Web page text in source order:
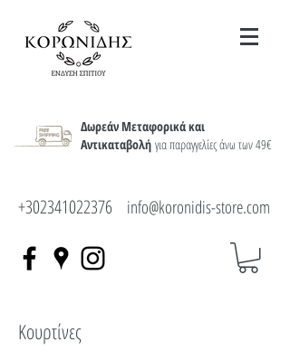
Δωρεάν Μεταφορικά και
Αντικαταβολή για παραγγελίες άνω των 49€
+302341022376 info@koronidis-store.com
Κουρτίνες